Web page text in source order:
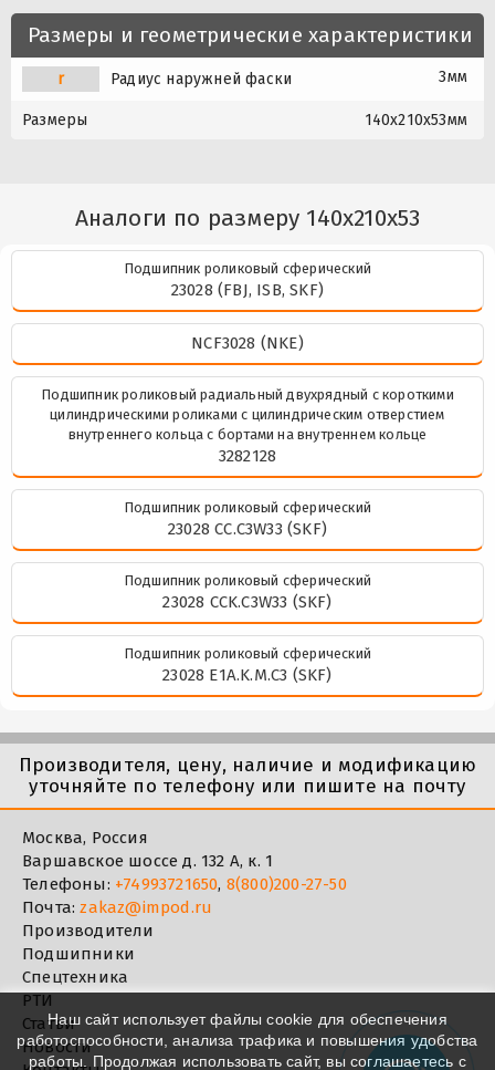
Размеры и геометрические характеристики
r Радиус наружней фаски 3мм
Размеры 140x210x53мм
Аналоги по размеру 140x210x53
Подшипник роликовый сферический
23028 (FBJ, ISB, SKF)
NCF3028 (NKE)
Подшипник роликовый радиальный двухрядный с короткими
цилиндрическими роликами с цилиндрическим отверстием
внутреннего кольца с бортами на внутреннем кольце
3282128
Подшипник роликовый сферический
23028 CC.C3W33 (SKF)
Подшипник роликовый сферический
23028 CCK.C3W33 (SKF)
Подшипник роликовый сферический
23028 E1A.K.M.C3 (SKF)
Производителя, цену, наличие и модификацию
уточняйте по телефону или пишите на почту
Москва, Россия
Варшавское шоссе д. 132 А, к. 1
Телефоны: +74993721650, 8(800)200-27-50
Почта:zakaz@impod.ru
Производители
Подшипники
Спецтехника
РТИ
Статьи
Новости
Наш сайт использует файлы cookie для обеспечения
работоспособности, анализа трафика и повышения удобства
работы. Продолжая использовать сайт, вы соглашаетесь с